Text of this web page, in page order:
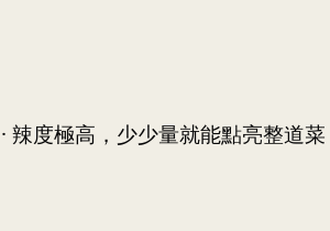
		· 辣度極高，少少量就能點亮整道菜